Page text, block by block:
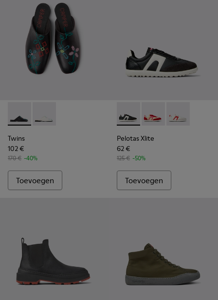
Twins - K201750-001 - Zwarte leren sandaal voor dames.
Twins - K201750-002
Twins
102 €
170 € -40%
Toevoegen
Pelotas Xlite - K201532-
Pelotas Xlite -Pelotas Xlite -
Pelotas Xlite
62 €
125 € -50%
Toevoegen